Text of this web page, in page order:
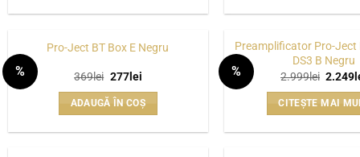
are
mai
multe
variații.
pot
%
Pro-Ject BT Box E Negru
369lei Prețul
a
fost:
277leiPrețul
este:
277lei.
ADAUGĂ ÎN COȘ
%
Preamplificator Pro-Ject
DS3 B Negru
2.999lei Prețul
a
fost:
2.249
CITEȘTE MAI